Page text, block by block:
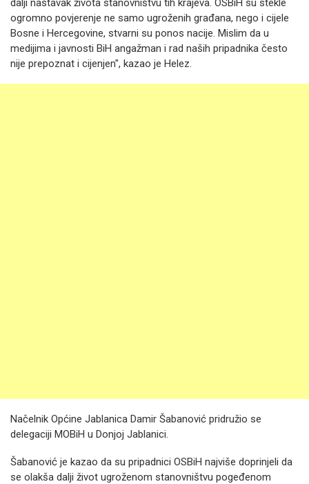
dalji nastavak života stanovništvu tih krajeva. OSBiH su stekle
ogromno povjerenje ne samo ugroženih građana, nego i cijele
Bosne i Hercegovine, stvarni su ponos nacije. Mislim da u
medijima i javnosti BiH angažman i rad naših pripadnika često
nije prepoznat i cijenjen", kazao je Helez.
Načelnik Općine Jablanica Damir Šabanović pridružio se
delegaciji MOBiH u Donjoj Jablanici.
Šabanović je kazao da su pripadnici OSBiH najviše doprinjeli da
se olakša dalji život ugroženom stanovništvu pogeđenom